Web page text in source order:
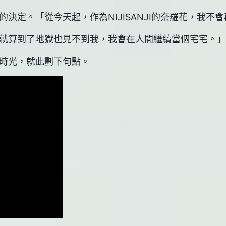
決定。「從今天起，作為NIJISANJI的奈羅花，我不
到了地獄也見不到我，我會在人間繼續當個宅宅。」
光，就此劃下句點。